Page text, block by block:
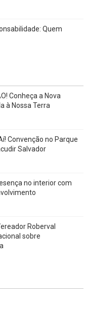
Quem
Conheça a Nova
à Nossa Terra
Convenção no Parque
Salvador
no interior com
Roberval
sobre